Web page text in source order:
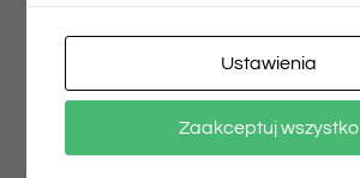
Ustawienia
Zaakceptuj wszystko